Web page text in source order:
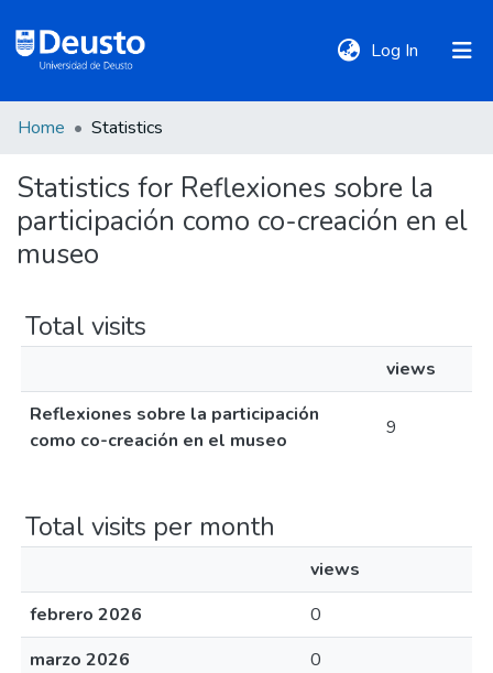
Log In (current)
Communities
&
All of DSpace
Policies
Home Statistics
Statistics for Reflexiones sobre la
participación como co-creación en el
museo
Total visits
views
Reflexiones sobre la participación
como co-creación en el museo
9
Total visits per month
views
febrero 2026
0
marzo 2026
0